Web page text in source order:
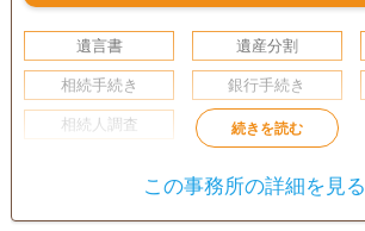
遺言書 遺産分割
相続手続き
銀行手続き
相続人調査
この事務所の詳細を見る